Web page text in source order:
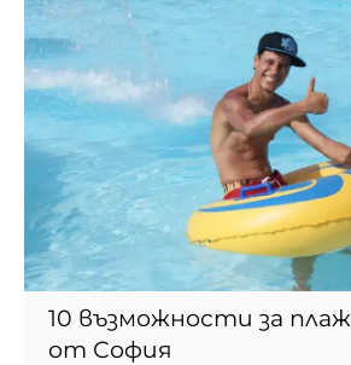
10 възможности за
от София